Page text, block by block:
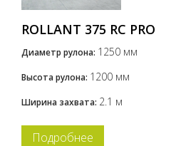
ROLLANT 375 RC PRO
Диаметр рулона: 1250 мм
Высота рулона: 1200 мм
Ширина захвата: 2.1 м
Подробнее